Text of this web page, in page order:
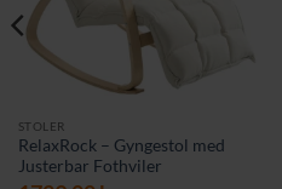
STOLER
RelaxRock – Gyngestol med
Justerbar Fothviler